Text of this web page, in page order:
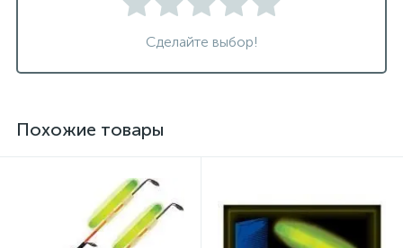
Сделайте выбор!
Похожие товары